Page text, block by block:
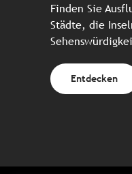
Finden Sie
Städte, die
Entdecken